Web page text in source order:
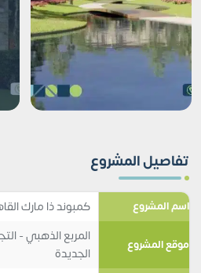
تفاصيل المشروع
اسم المشروع كمبوند ذا مارك
موقع المشروع
المربع الذهبي -
الجديدة